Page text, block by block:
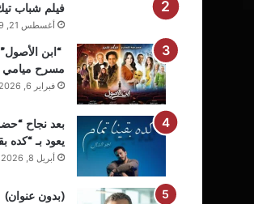
فيلم شباب تيك
أغسطس 21, 2019
“ابن
مسرح ميامي
فبراير 6, 2026
بعد نجاح
يعود بـ “كده
أبريل 8, 2026
(بدون عنوان)